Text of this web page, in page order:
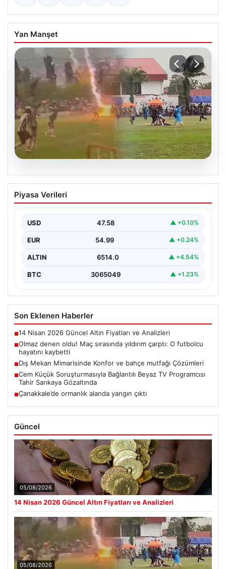
Yan Manşet
Olmaz denen oldu! Maç sırasında
yıldırım çarptı: O futbolcu hayatını
Piyasa Verileri
USD 47.58 ▲ +0.10%
EUR 54.99 ▲ +0.24%
ALTIN 6514.0 ▲ +4.54%
BTC 3065049 ▲ +1.23%
Son Eklenen Haberler
■14 Nisan 2026 Güncel Altın Fiyatları ve Analizleri
■Olmaz denen oldu! Maç sırasında yıldırım çarptı: O futbolcu
hayatını kaybetti
■Dış Mekan Mimarisinde Konfor ve bahçe mutfağı Çözümleri
■Cem Küçük Soruşturmasıyla Bağlantılı Beyaz TV Programcısı
Tahir Sarıkaya Gözaltında
■Çanakkale’de ormanlık alanda yangın çıktı
Güncel
05/08/2026
14 Nisan 2026 Güncel Altın Fiyatları ve Analizleri
05/08/2026